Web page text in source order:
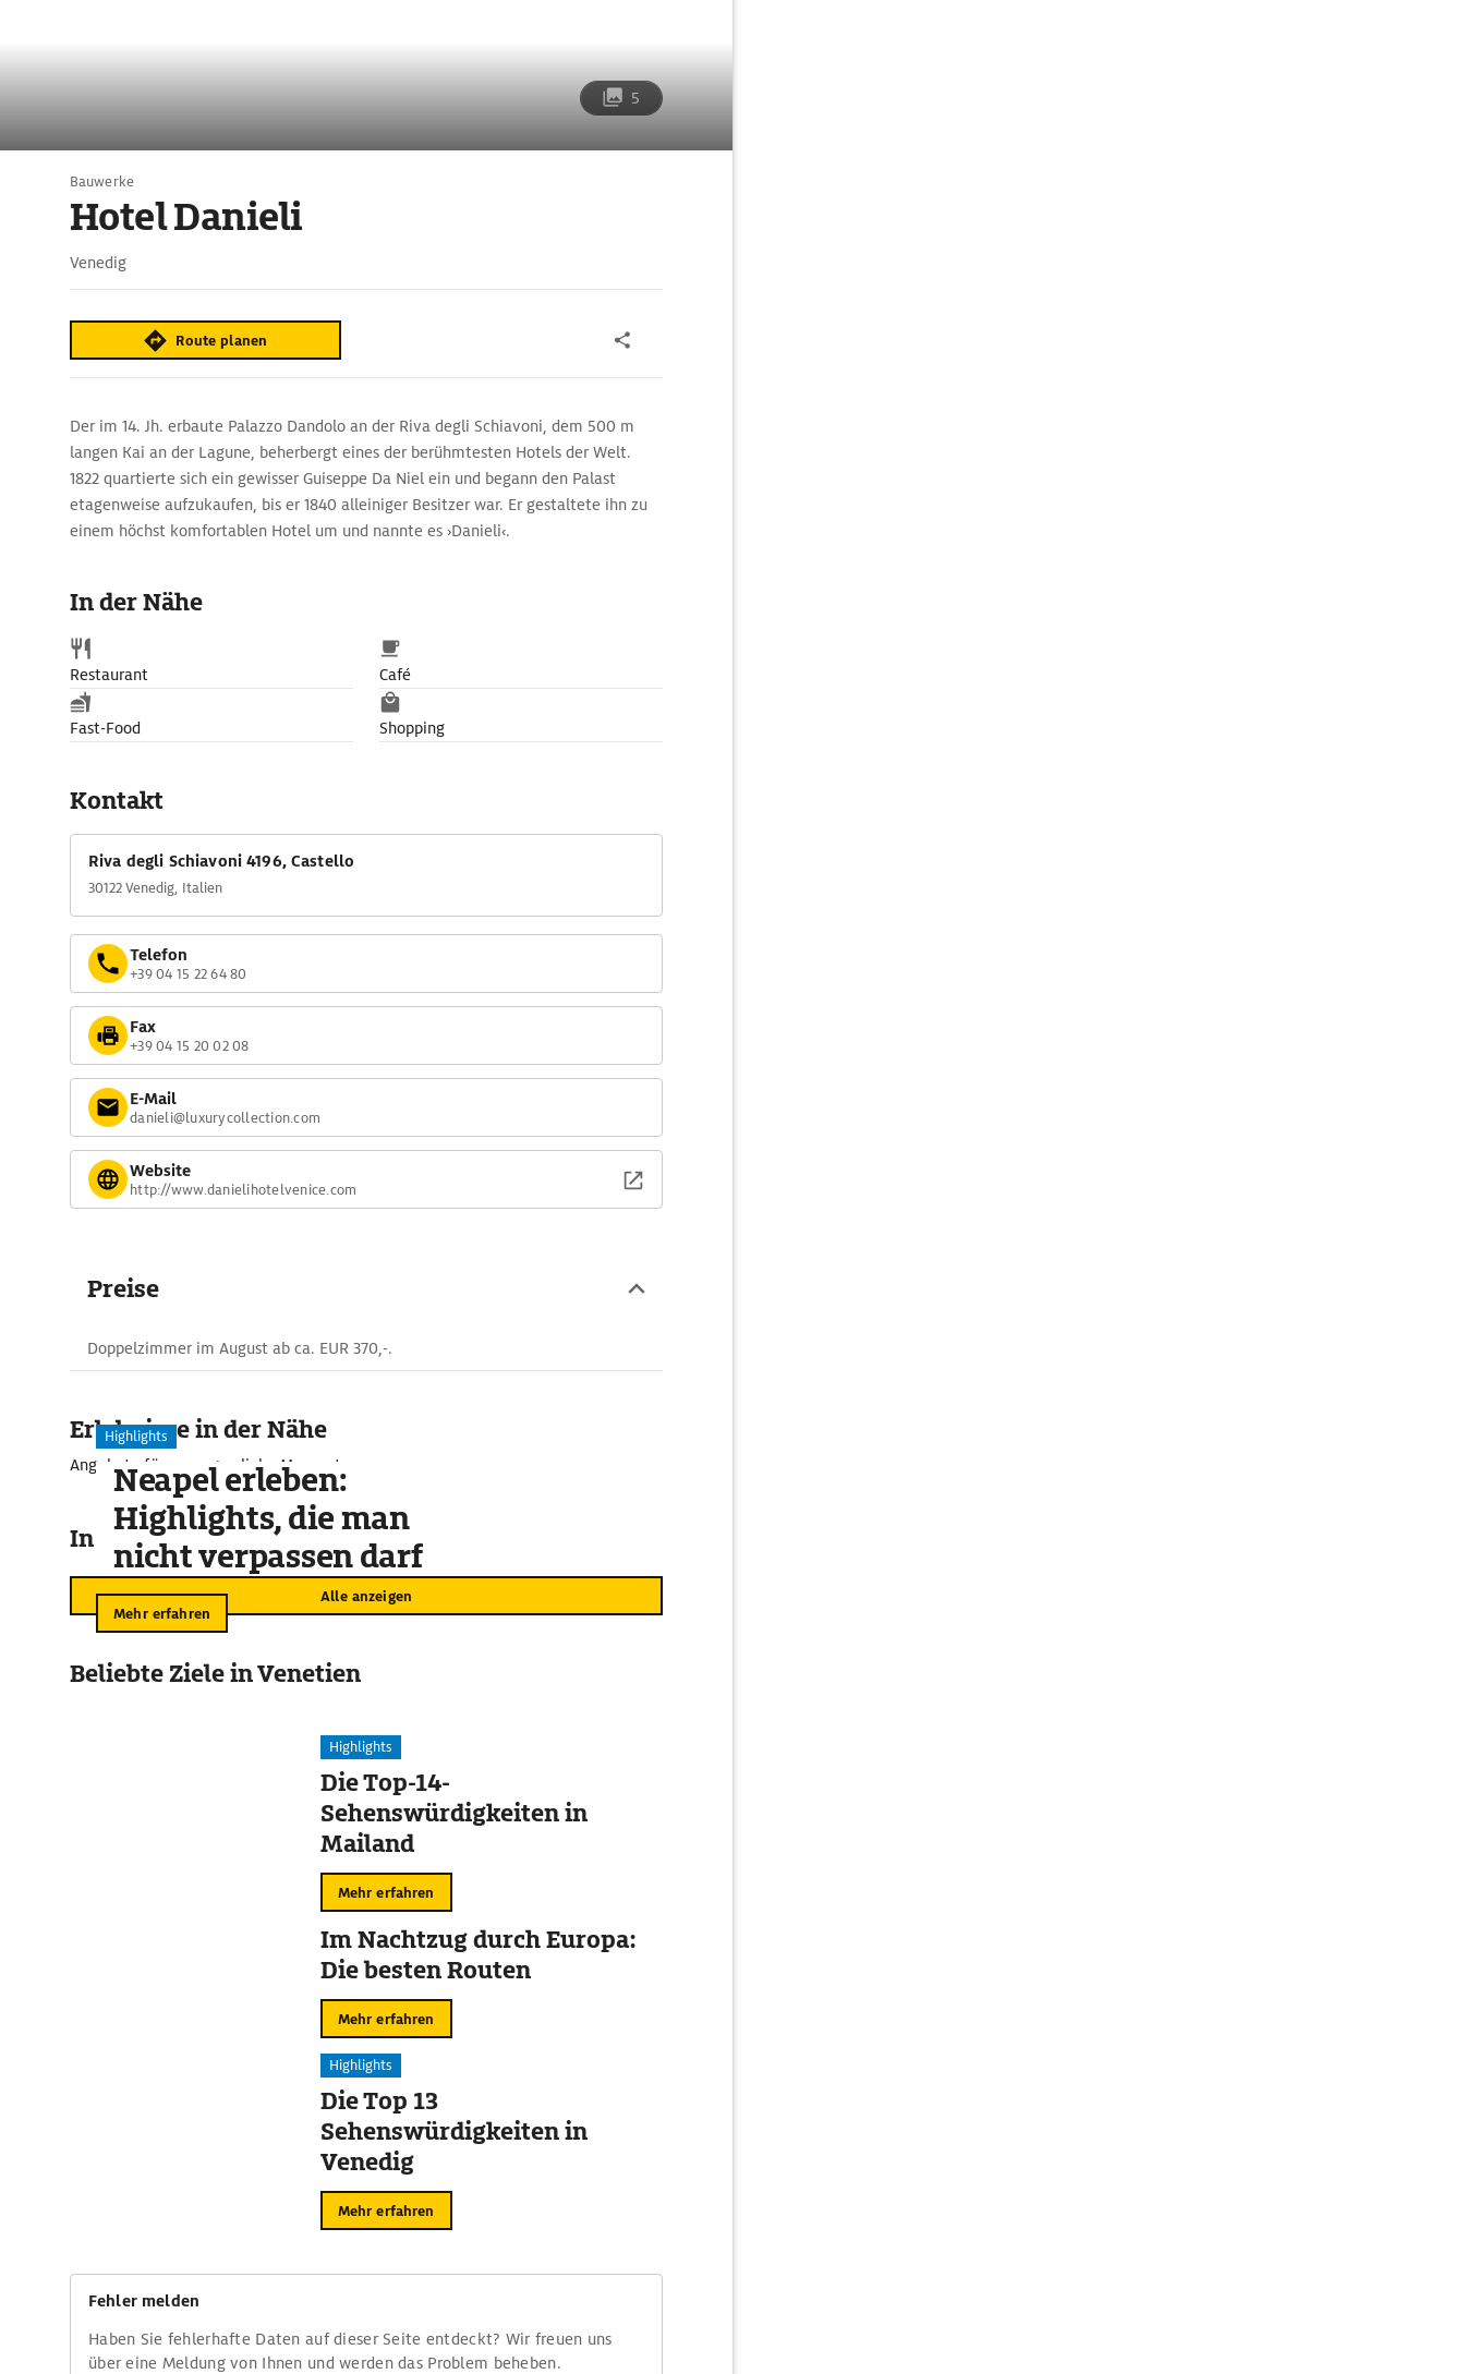
5
Bauwerke
Hotel Danieli
Venedig
Route planen
Der im 14. Jh. erbaute Palazzo Dandolo an der Riva degli Schiavoni, dem 500 m
langen Kai an der Lagune, beherbergt eines der berühmtesten Hotels der Welt.
1822 quartierte sich ein gewisser Guiseppe Da Niel ein und begann den Palast
etagenweise aufzukaufen, bis er 1840 alleiniger Besitzer war. Er gestaltete ihn zu
einem höchst komfortablen Hotel um und nannte es ›Danieli‹.
In der Nähe
Restaurant Café
Fast-Food Shopping
Kontakt
Riva degli Schiavoni 4196, Castello
30122 Venedig, Italien
Telefon
+39 04 15 22 64 80
Fax
+39 04 15 20 02 08
E-Mail
danieli@luxurycollection.com
Website
http://www.danielihotelvenice.com
Preise
Doppelzimmer im August ab ca. EUR 370,-.
Erlebnisse in der Nähe
Angebote für unvergessliche Momente
In der Umgebung
Alle anzeigen
Highlights
Neapel erleben:
Highlights, die man
nicht verpassen darf
Mehr erfahren
Beliebte Ziele in Venetien
Highlights
Die Top-14-
Sehenswürdigkeiten in
Mailand
Mehr erfahren
Im Nachtzug durch Europa:
Die besten Routen
Mehr erfahren
Highlights
Die Top 13
Sehenswürdigkeiten in
Venedig
Mehr erfahren
Fehler melden
Haben Sie fehlerhafte Daten auf dieser Seite entdeckt? Wir freuen uns
über eine Meldung von Ihnen und werden das Problem beheben.